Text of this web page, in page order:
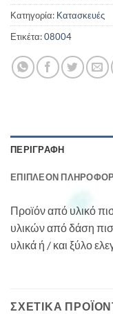
Κατηγορία: Κατασκευές
Ετικέτα:08004
ΠΕΡΙΓΡΑΦΉ
ΕΠΙΠΛΈΟΝ
Προϊόν από υλικό
υλικών από δάση
υλικά ή / και ξύλο
ΣΧΕΤΙΚΆ